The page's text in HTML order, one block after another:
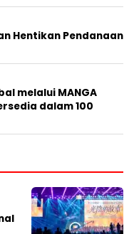
Hentikan Pendanaan
melalui MANGA
dalam 100